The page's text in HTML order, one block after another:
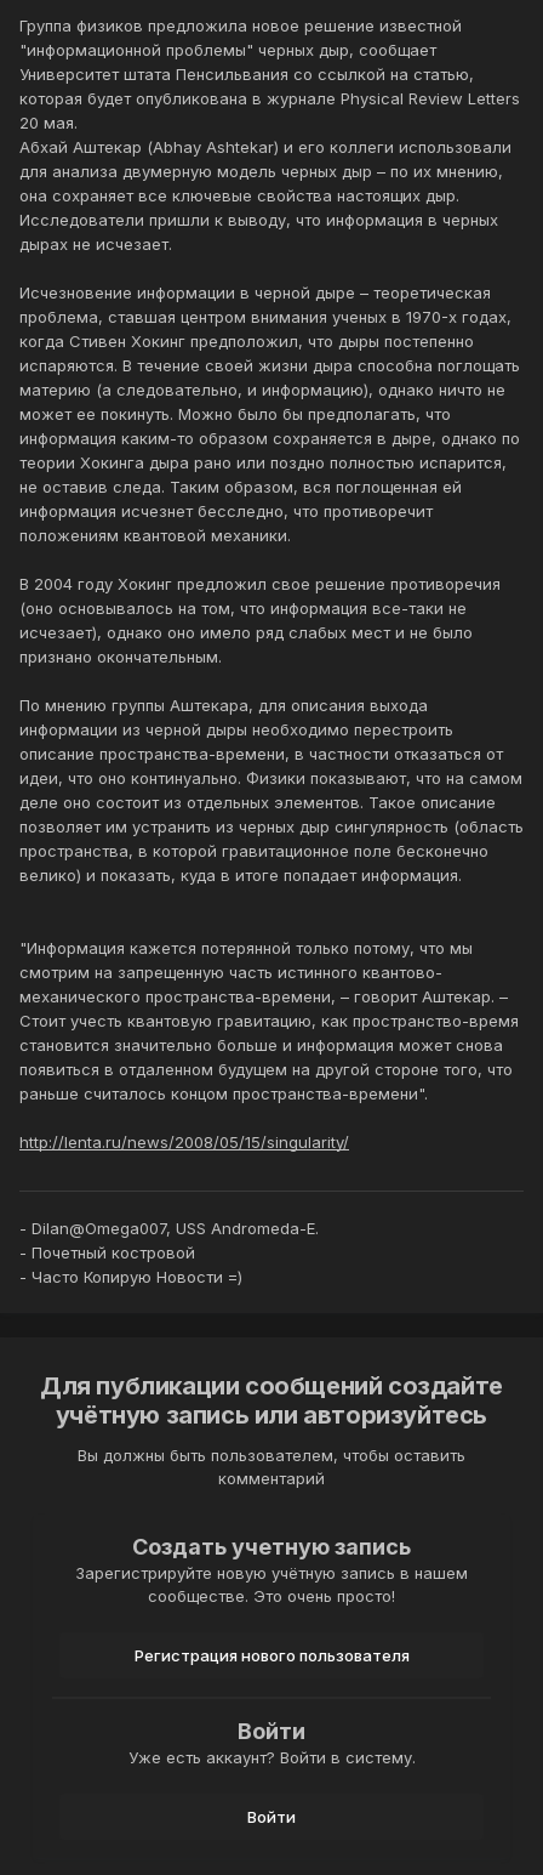
Группа физиков предложила новое решение известной
"информационной проблемы" черных дыр, сообщает
Университет штата Пенсильвания со ссылкой на статью,
которая будет опубликована в журнале Physical Review Letters
20 мая.
Абхай Аштекар (Abhay Ashtekar) и его коллеги использовали
для анализа двумерную модель черных дыр – по их мнению,
она сохраняет все ключевые свойства настоящих дыр.
Исследователи пришли к выводу, что информация в черных
дырах не исчезает.
Исчезновение информации в черной дыре – теоретическая
проблема, ставшая центром внимания ученых в 1970-х годах,
когда Стивен Хокинг предположил, что дыры постепенно
испаряются. В течение своей жизни дыра способна поглощать
материю (а следовательно, и информацию), однако ничто не
может ее покинуть. Можно было бы предполагать, что
информация каким-то образом сохраняется в дыре, однако по
теории Хокинга дыра рано или поздно полностью испарится,
не оставив следа. Таким образом, вся поглощенная ей
информация исчезнет бесследно, что противоречит
положениям квантовой механики.
В 2004 году Хокинг предложил свое решение противоречия
(оно основывалось на том, что информация все-таки не
исчезает), однако оно имело ряд слабых мест и не было
признано окончательным.
По мнению группы Аштекара, для описания выхода
информации из черной дыры необходимо перестроить
описание пространства-времени, в частности отказаться от
идеи, что оно континуально. Физики показывают, что на самом
деле оно состоит из отдельных элементов. Такое описание
позволяет им устранить из черных дыр сингулярность (область
пространства, в которой гравитационное поле бесконечно
велико) и показать, куда в итоге попадает информация.
"Информация кажется потерянной только потому, что мы
смотрим на запрещенную часть истинного квантово-
механического пространства-времени, – говорит Аштекар. –
Стоит учесть квантовую гравитацию, как пространство-время
становится значительно больше и информация может снова
появиться в отдаленном будущем на другой стороне того, что
раньше считалось концом пространства-времени".
http://lenta.ru/news/2008/05/15/singularity/
- Dilan@Omega007, USS Andromeda-E.
- Почетный костровой
- Часто Копирую Новости =)
Для публикации сообщений создайте
учётную запись или авторизуйтесь
Вы должны быть пользователем, чтобы оставить
комментарий
Создать учетную запись
Зарегистрируйте новую учётную запись в нашем
сообществе. Это очень просто!
Регистрация нового пользователя
Войти
Уже есть аккаунт? Войти в систему.
Войти